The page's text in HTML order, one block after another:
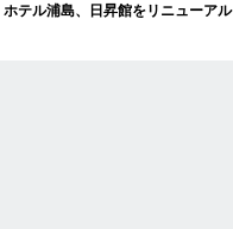
テル浦島、日昇館をリニューアル